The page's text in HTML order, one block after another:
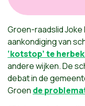
Groen-raadslid
aankondiging van
‘kotstop’ te
andere wijken. De
debat in de
Groen de